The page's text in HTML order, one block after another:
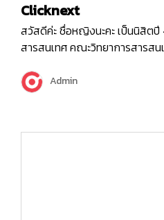
Clicknext
สวัสดีค่ะ ชื่อหญิงนะคะ เป็นนิสิตปี
สารสนเทศ คณะวิทยาการสารส
Clicknext มาอบรมที่มหาลัย แล้ว
ตอนนั้นมีหลายตำแหน่งให้เลือกมา
Admin